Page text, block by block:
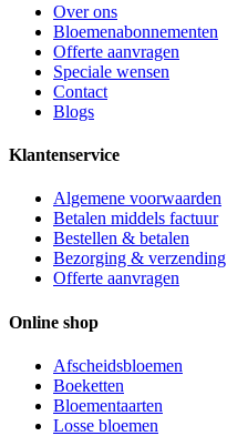
Over ons
Bloemenabonnementen
Offerte aanvragen
Speciale wensen
Contact
Blogs
Klantenservice
Algemene voorwaarden
Betalen middels factuur
Bestellen & betalen
Bezorging & verzending
Offerte aanvragen
Online shop
Afscheidsbloemen
Boeketten
Bloementaarten
Losse bloemen